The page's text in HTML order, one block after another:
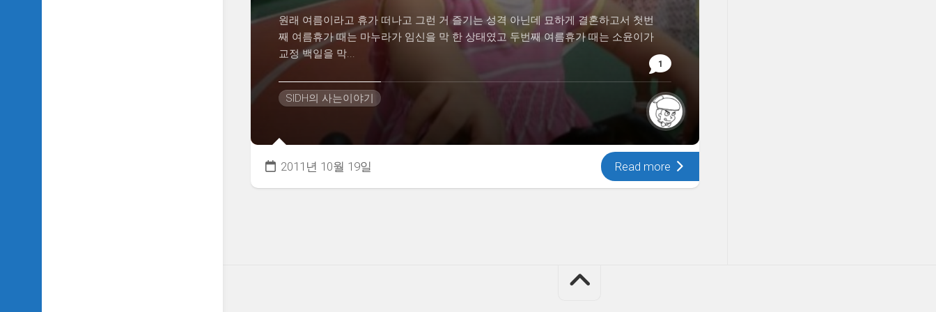
1
원래 여름이라고 휴가 떠나고 그런 거 즐기는 성격 아닌데 묘하게 결혼하고서 첫번
째 여름휴가 때는 마누라가 임신을 막 한 상태였고 두번째 여름휴가 때는 소윤이가
교정 백일을 막...
SIDH의 사는이야기
2011년 10월 19일 Read more